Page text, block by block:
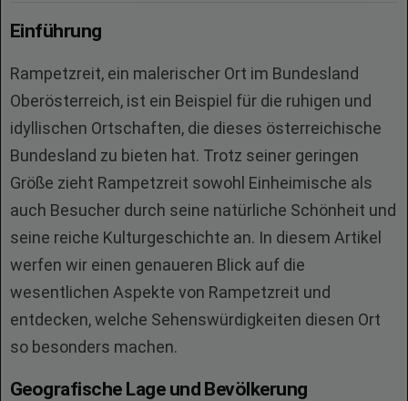
Einführung
Rampetzreit, ein malerischer Ort im Bundesland
Oberösterreich, ist ein Beispiel für die ruhigen und
idyllischen Ortschaften, die dieses österreichische
Bundesland zu bieten hat. Trotz seiner geringen
Größe zieht Rampetzreit sowohl Einheimische als
auch Besucher durch seine natürliche Schönheit und
seine reiche Kulturgeschichte an. In diesem Artikel
werfen wir einen genaueren Blick auf die
wesentlichen Aspekte von Rampetzreit und
entdecken, welche Sehenswürdigkeiten diesen Ort
so besonders machen.
Geografische Lage und Bevölkerung